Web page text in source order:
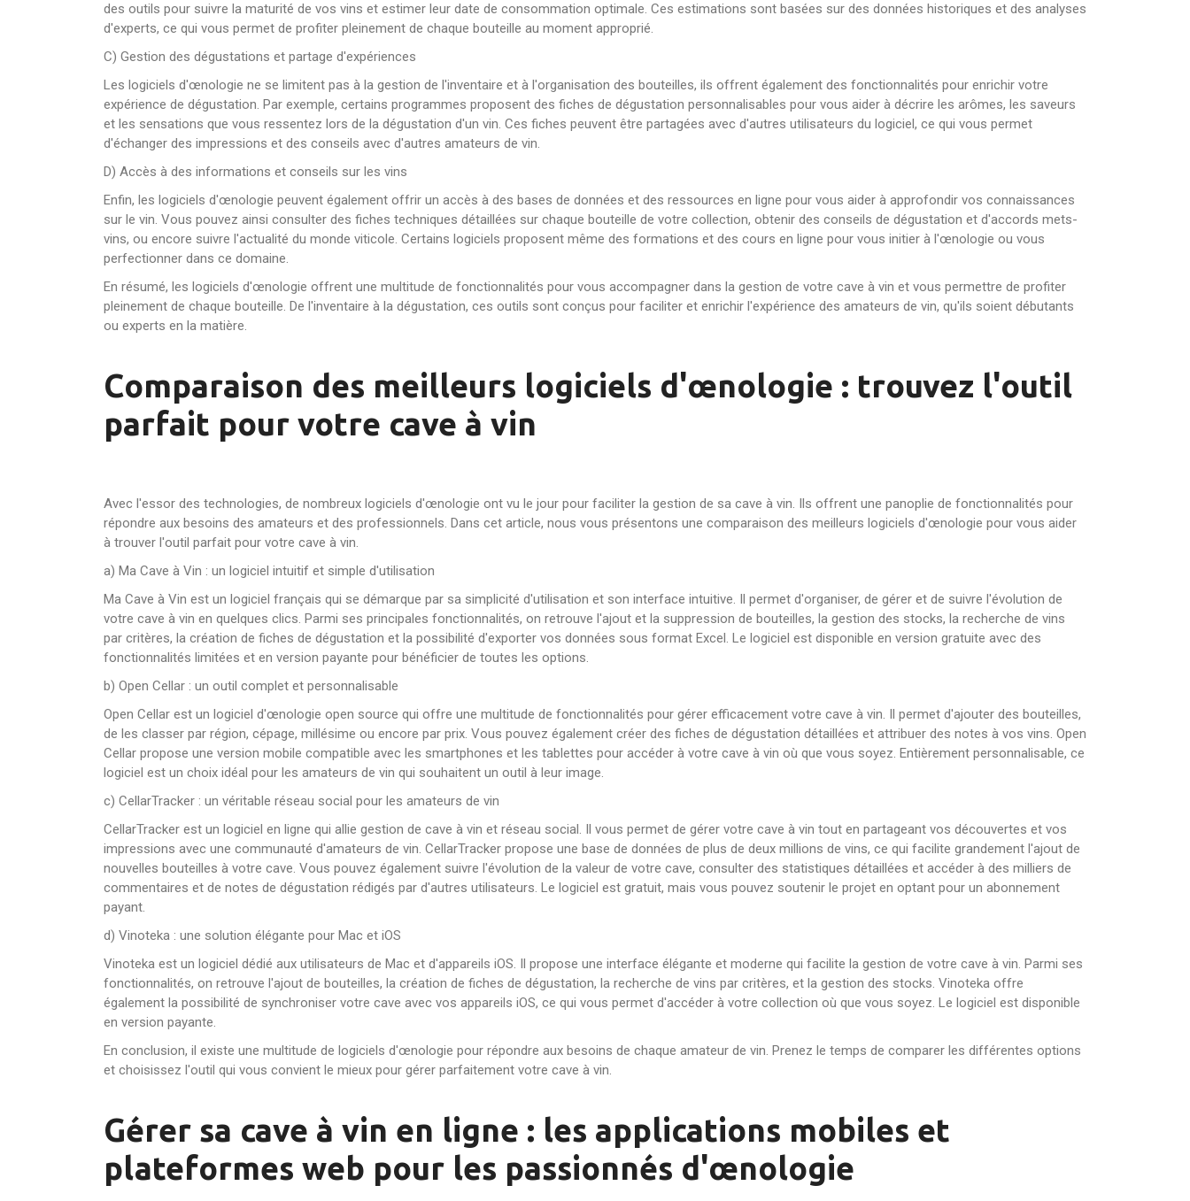
des outils pour suivre la maturité de vos vins et estimer leur date de consommation optimale. Ces estimations sont basées sur des données historiques et des analyses
d'experts, ce qui vous permet de profiter pleinement de chaque bouteille au moment approprié.
C) Gestion des dégustations et partage d'expériences
Les logiciels d'œnologie ne se limitent pas à la gestion de l'inventaire et à l'organisation des bouteilles, ils offrent également des fonctionnalités pour enrichir votre
expérience de dégustation. Par exemple, certains programmes proposent des fiches de dégustation personnalisables pour vous aider à décrire les arômes, les saveurs
et les sensations que vous ressentez lors de la dégustation d'un vin. Ces fiches peuvent être partagées avec d'autres utilisateurs du logiciel, ce qui vous permet
d'échanger des impressions et des conseils avec d'autres amateurs de vin.
D) Accès à des informations et conseils sur les vins
Enfin, les logiciels d'œnologie peuvent également offrir un accès à des bases de données et des ressources en ligne pour vous aider à approfondir vos connaissances
sur le vin. Vous pouvez ainsi consulter des fiches techniques détaillées sur chaque bouteille de votre collection, obtenir des conseils de dégustation et d'accords mets-
vins, ou encore suivre l'actualité du monde viticole. Certains logiciels proposent même des formations et des cours en ligne pour vous initier à l'œnologie ou vous
perfectionner dans ce domaine.
En résumé, les logiciels d'œnologie offrent une multitude de fonctionnalités pour vous accompagner dans la gestion de votre cave à vin et vous permettre de profiter
pleinement de chaque bouteille. De l'inventaire à la dégustation, ces outils sont conçus pour faciliter et enrichir l'expérience des amateurs de vin, qu'ils soient débutants
ou experts en la matière.
Comparaison des meilleurs logiciels d'œnologie : trouvez l'outil
parfait pour votre cave à vin
Avec l'essor des technologies, de nombreux logiciels d'œnologie ont vu le jour pour faciliter la gestion de sa cave à vin. Ils offrent une panoplie de fonctionnalités pour
répondre aux besoins des amateurs et des professionnels. Dans cet article, nous vous présentons une comparaison des meilleurs logiciels d'œnologie pour vous aider
à trouver l'outil parfait pour votre cave à vin.
a) Ma Cave à Vin : un logiciel intuitif et simple d'utilisation
Ma Cave à Vin est un logiciel français qui se démarque par sa simplicité d'utilisation et son interface intuitive. Il permet d'organiser, de gérer et de suivre l'évolution de
votre cave à vin en quelques clics. Parmi ses principales fonctionnalités, on retrouve l'ajout et la suppression de bouteilles, la gestion des stocks, la recherche de vins
par critères, la création de fiches de dégustation et la possibilité d'exporter vos données sous format Excel. Le logiciel est disponible en version gratuite avec des
fonctionnalités limitées et en version payante pour bénéficier de toutes les options.
b) Open Cellar : un outil complet et personnalisable
Open Cellar est un logiciel d'œnologie open source qui offre une multitude de fonctionnalités pour gérer efficacement votre cave à vin. Il permet d'ajouter des bouteilles,
de les classer par région, cépage, millésime ou encore par prix. Vous pouvez également créer des fiches de dégustation détaillées et attribuer des notes à vos vins. Open
Cellar propose une version mobile compatible avec les smartphones et les tablettes pour accéder à votre cave à vin où que vous soyez. Entièrement personnalisable, ce
logiciel est un choix idéal pour les amateurs de vin qui souhaitent un outil à leur image.
c) CellarTracker : un véritable réseau social pour les amateurs de vin
CellarTracker est un logiciel en ligne qui allie gestion de cave à vin et réseau social. Il vous permet de gérer votre cave à vin tout en partageant vos découvertes et vos
impressions avec une communauté d'amateurs de vin. CellarTracker propose une base de données de plus de deux millions de vins, ce qui facilite grandement l'ajout de
nouvelles bouteilles à votre cave. Vous pouvez également suivre l'évolution de la valeur de votre cave, consulter des statistiques détaillées et accéder à des milliers de
commentaires et de notes de dégustation rédigés par d'autres utilisateurs. Le logiciel est gratuit, mais vous pouvez soutenir le projet en optant pour un abonnement
payant.
d) Vinoteka : une solution élégante pour Mac et iOS
Vinoteka est un logiciel dédié aux utilisateurs de Mac et d'appareils iOS. Il propose une interface élégante et moderne qui facilite la gestion de votre cave à vin. Parmi ses
fonctionnalités, on retrouve l'ajout de bouteilles, la création de fiches de dégustation, la recherche de vins par critères, et la gestion des stocks. Vinoteka offre
également la possibilité de synchroniser votre cave avec vos appareils iOS, ce qui vous permet d'accéder à votre collection où que vous soyez. Le logiciel est disponible
en version payante.
En conclusion, il existe une multitude de logiciels d'œnologie pour répondre aux besoins de chaque amateur de vin. Prenez le temps de comparer les différentes options
et choisissez l'outil qui vous convient le mieux pour gérer parfaitement votre cave à vin.
Gérer sa cave à vin en ligne : les applications mobiles et
plateformes web pour les passionnés d'œnologie